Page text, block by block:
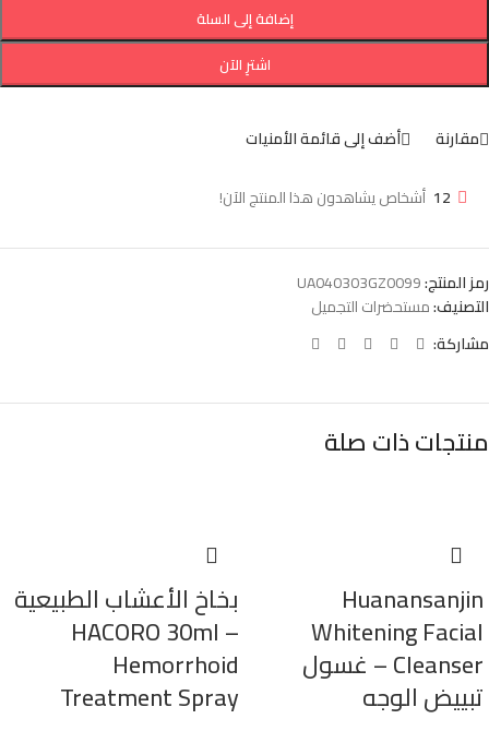
إضافة إلى السلة
اشترِ الآن
مقارنة أضف إلى قائمة الأمنيات
12 أشخاص يشاهدون هذا المنتج الآن!
رمز المنتج:UA040303GZ0099
التصنيف:مستحضرات التجميل
مشاركة:
منتجات ذات صلة
Huanansanjin
Whitening Facial
Cleanser – غسول
تبييض الوجه
بخاخ الأعشاب الطبيعية
– HACORO 30ml
Hemorrhoid
Treatment Spray